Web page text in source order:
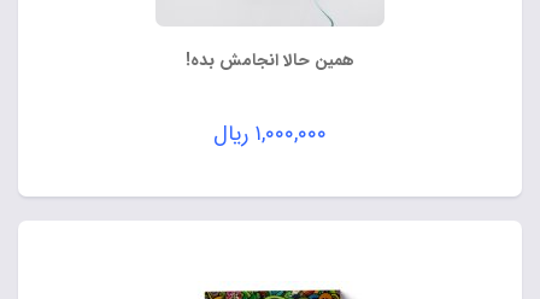
همین حالا انجامش بده!
۱,۰۰۰,۰۰۰ ریال